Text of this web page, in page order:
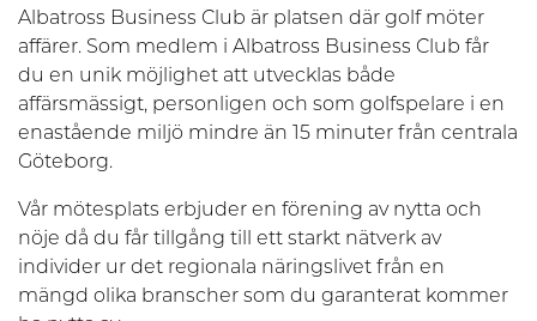
Albatross Business Club är platsen där golf möter
affärer. Som medlem i Albatross Business Club får
du en unik möjlighet att utvecklas både
affärsmässigt, personligen och som golfspelare i en
enastående miljö mindre än 15 minuter från centrala
Göteborg.
Vår mötesplats erbjuder en förening av nytta och
nöje då du får tillgång till ett starkt nätverk av
individer ur det regionala näringslivet från en
mängd olika branscher som du garanterat kommer